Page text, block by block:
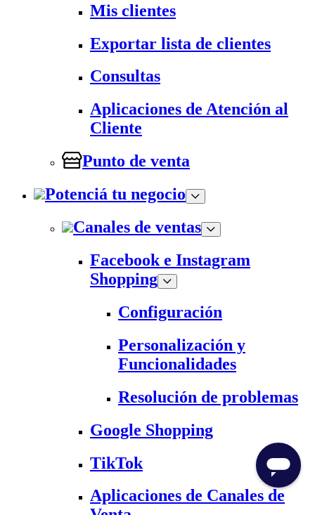
Mis clientes
Exportar lista de clientes
Consultas
Aplicaciones de Atención al
Cliente
Punto de venta
Potenciá tu negocio
Canales de ventas
Facebook e Instagram
Shopping
Configuración
Personalización y
Funcionalidades
Resolución de problemas
Google Shopping
TikTok
Aplicaciones de Canales de